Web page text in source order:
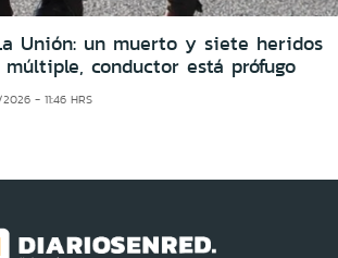
Unión: un muerto y siete heridos
conductor está prófugo
- 11:46 HRS